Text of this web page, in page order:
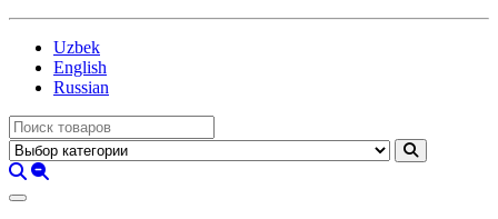
Uzbek
English
Russian